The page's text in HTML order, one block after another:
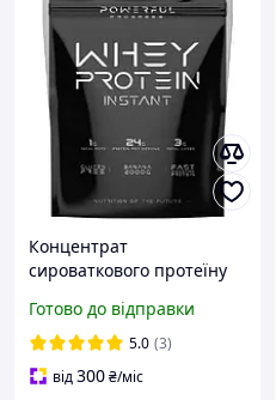
Концентрат
сироваткового протеїну
Whey Protein 2 кг ваніль
Готово до відправки
5.0 (3)
від300₴/міс